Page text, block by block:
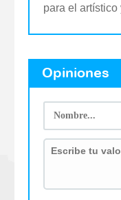
para el
Opiniones